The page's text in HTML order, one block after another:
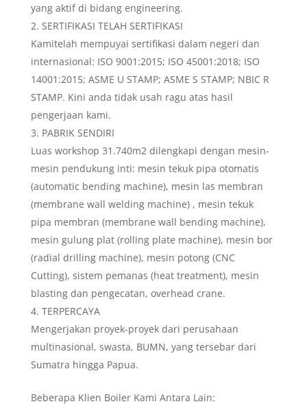
yang aktif di bidang engineering.
SERTIFIKASI TELAH SERTIFIKASI
Kamitelah mempuyai sertifikasi dalam negeri dan
internasional: ISO 9001:2015; ISO 45001:2018; ISO
14001:2015; ASME U STAMP; ASME S STAMP; NBIC R
STAMP. Kini anda tidak usah ragu atas hasil
pengerjaan kami.
PABRIK SENDIRI
Luas workshop 31.740m2 dilengkapi dengan mesin-
mesin pendukung inti: mesin tekuk pipa otomatis
(automatic bending machine), mesin las membran
(membrane wall welding machine) , mesin tekuk
pipa membran (membrane wall bending machine),
mesin gulung plat (rolling plate machine), mesin bor
(radial drilling machine), mesin potong (CNC
Cutting), sistem pemanas (heat treatment), mesin
blasting dan pengecatan, overhead crane.
TERPERCAYA
Mengerjakan proyek-proyek dari perusahaan
multinasional, swasta, BUMN, yang tersebar dari
Sumatra hingga Papua.
Beberapa Klien Boiler Kami Antara Lain: